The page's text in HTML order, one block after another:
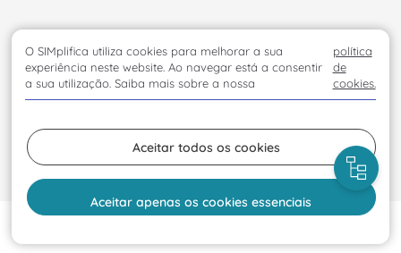
O SIMplifica utiliza cookies para melhorar a sua
experiência neste website. Ao navegar está a consentir
a sua utilização. Saiba mais sobre a nossa
política
de
cookies.
Aceitar todos os cookies
Aceitar apenas os cookies essenciais